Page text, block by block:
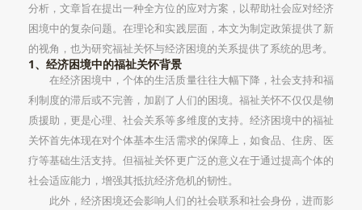
分析，文章旨在提出一种全方位的应对方案，以帮助社会应对经济
困境中的复杂问题。在理论和实践层面，本文为制定政策提供了新
的视角，也为研究福祉关怀与经济困境的关系提供了系统的思考。
1、经济困境中的福祉关怀背景
在经济困境中，个体的生活质量往往大幅下降，社会支持和福
利制度的滞后或不完善，加剧了人们的困境。福祉关怀不仅仅是物
质援助，更是心理、社会关系等多维度的支持。经济困境中的福祉
关怀首先体现在对个体基本生活需求的保障上，如食品、住房、医
疗等基础生活支持。但福祉关怀更广泛的意义在于通过提高个体的
社会适应能力，增强其抵抗经济危机的韧性。
此外，经济困境还会影响人们的社会联系和社会身份，进而影